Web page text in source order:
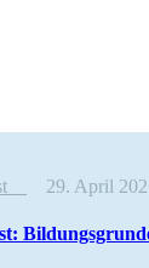
29. April